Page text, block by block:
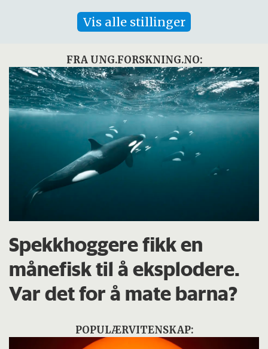
Vis alle stillinger
FRA UNG.FORSKNING.NO:
Spekkhoggere fikk en
månefisk til å eksplodere.
Var det for å mate barna?
POPULÆRVITENSKAP: